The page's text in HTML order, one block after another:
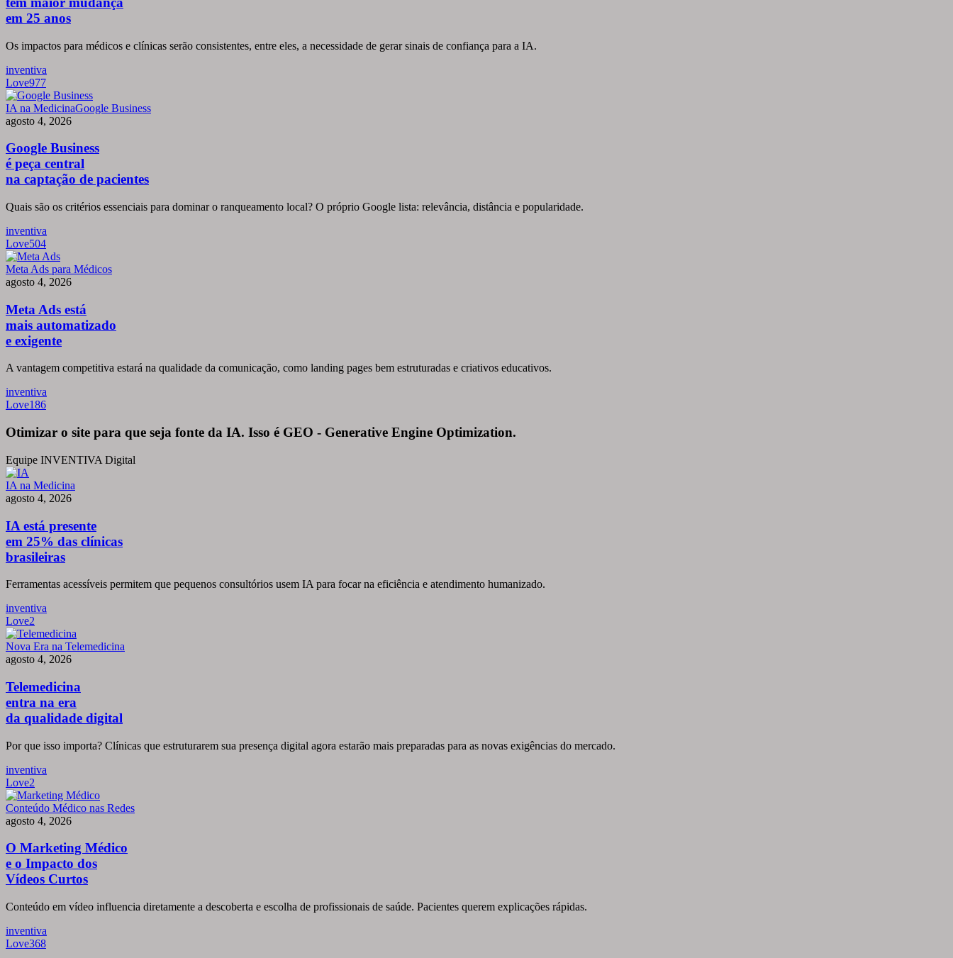
em
25
em 25 anos
Os impactos para médicos e clínicas serão consistentes, entre eles, a necessidade de gerar sinais de confiança para a IA.
inventiva
Love977
Google
Business
peça
central
na
captação
pacientes
IA na MedicinaGoogle Business
agosto 4, 2026
Google Business
é peça central
na captação de pacientes
Quais são os critérios essenciais para dominar o ranqueamento local? O próprio Google lista: relevância, distância e popularidade.
inventiva
Love504
Meta
Ads
mais
automatizado
e
exigente
Meta Ads para Médicos
agosto 4, 2026
Meta Ads está
mais automatizado
e exigente
A vantagem competitiva estará na qualidade da comunicação, como landing pages bem estruturadas e criativos educativos.
inventiva
Love186
Otimizar o site para que seja fonte da IA. Isso é GEO - Generative Engine Optimization.
Equipe INVENTIVA Digital
IA
está
em
25%
das
clínicas
IA na Medicina
agosto 4, 2026
IA está presente
em 25% das clínicas
brasileiras
Ferramentas acessíveis permitem que pequenos consultórios usem IA para focar na eficiência e atendimento humanizado.
inventiva
Love2
Telemedicina
entra
era
da
qualidade
digital
Nova Era na Telemedicina
agosto 4, 2026
Telemedicina
entra na era
da qualidade digital
Por que isso importa? Clínicas que estruturarem sua presença digital agora estarão mais preparadas para as novas exigências do mercado.
inventiva
Love2
O
Marketing
e
Impacto
dos
Curtos
Conteúdo Médico nas Redes
agosto 4, 2026
O Marketing Médico
e o Impacto dos
Vídeos Curtos
Conteúdo em vídeo influencia diretamente a descoberta e escolha de profissionais de saúde. Pacientes querem explicações rápidas.
inventiva
Love368